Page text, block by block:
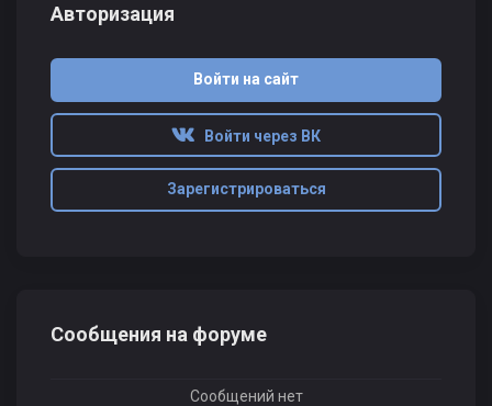
Авторизация
Войти на сайт
Войти через ВК
Зарегистрироваться
Сообщения на форуме
Сообщений нет